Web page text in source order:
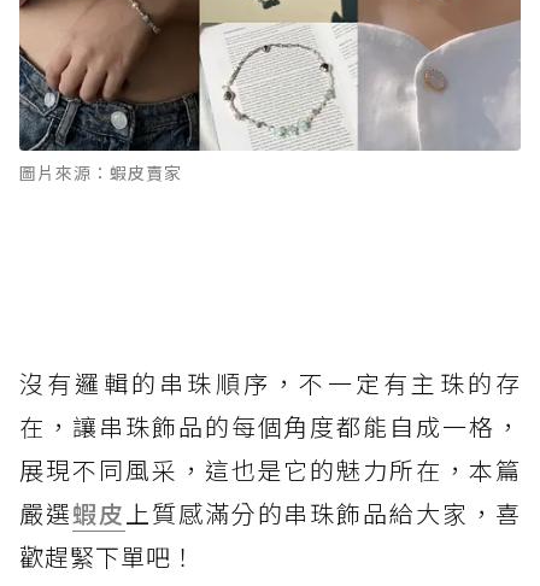
圖片來源：蝦皮賣家
沒有邏輯的串珠順序，不一定有主珠的存
在，讓串珠飾品的每個角度都能自成一格，
展現不同風采，這也是它的魅力所在，本篇
嚴選蝦皮上質感滿分的串珠飾品給大家，喜
歡趕緊下單吧！